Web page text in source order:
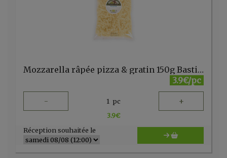
Mozzarella râpée pizza & gratin 150g Bastiaansen
3.9€/pc
- 1 pc +
3.9€
Réception souhaitée le